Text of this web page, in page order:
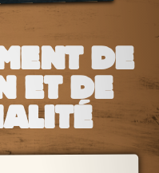
DE
ET DE